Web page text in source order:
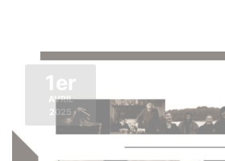
1er
AVRIL
2025